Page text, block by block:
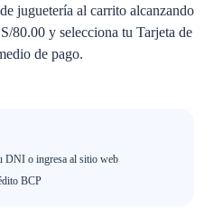
juguetería al carrito alcanzando
80.00 y selecciona tu Tarjeta de
de pago.
DNI o ingresa al sitio web
BCP